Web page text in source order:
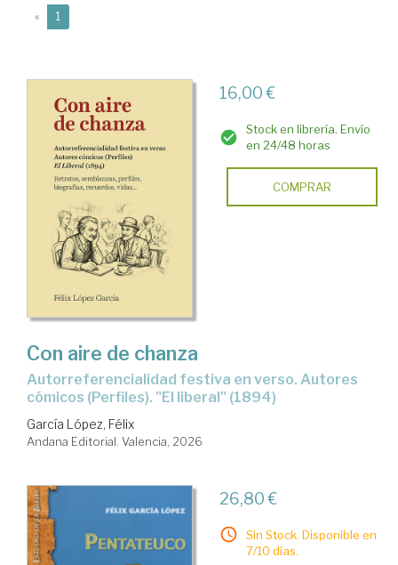
« 1
16,00 €
Stock en librería. Envío
en 24/48 horas
COMPRAR
Con aire de chanza
Autorreferencialidad festiva en verso. Autores
cómicos (Perfiles). "El liberal" (1894)
García López, Félix
Andana Editorial. Valencia, 2026
26,80 €
Sin Stock. Disponible en
7/10 días.